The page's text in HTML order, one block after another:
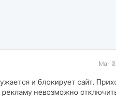
Mar
и блокирует сайт.
рекламу невозможно